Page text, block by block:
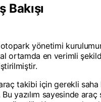
Bakışı
otopark yönetimi
ortamda en verimli
takibi için gerekli
Bu yazılım sayesinde